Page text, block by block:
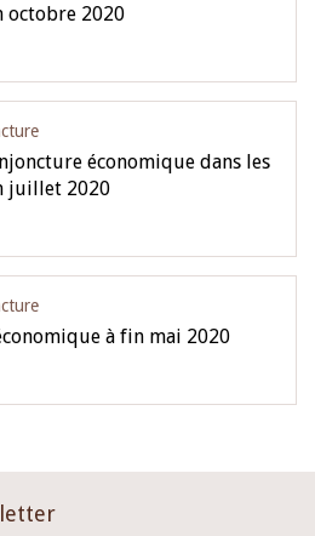
octobre 2020
économique dans les
juillet 2020
à fin mai 2020